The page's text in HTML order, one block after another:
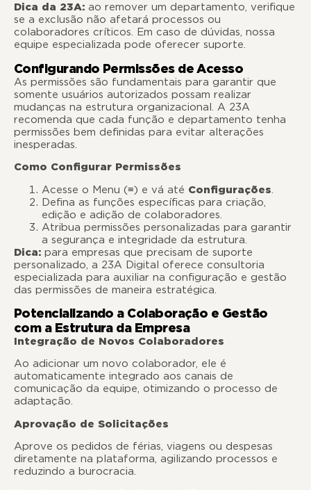
Dica da 23A: ao remover um departamento, verifique
se a exclusão não afetará processos ou
colaboradores críticos. Em caso de dúvidas, nossa
equipe especializada pode oferecer suporte.
Configurando Permissões de Acesso
As permissões são fundamentais para garantir que
somente usuários autorizados possam realizar
mudanças na estrutura organizacional. A 23A
recomenda que cada função e departamento tenha
permissões bem definidas para evitar alterações
inesperadas.
Como Configurar Permissões
Acesse o Menu (≡) e vá até Configurações
Defina as funções específicas para criação,
edição e adição de colaboradores.
Atribua permissões personalizadas para garantir
a segurança e integridade da estrutura.
Dica: para empresas que precisam de suporte
personalizado, a 23A Digital oferece consultoria
especializada para auxiliar na configuração e gestão
das permissões de maneira estratégica.
Potencializando a Colaboração e Gestão
com a Estrutura da Empresa
Integração de Novos Colaboradores
Ao adicionar um novo colaborador, ele é
automaticamente integrado aos canais de
comunicação da equipe, otimizando o processo de
adaptação.
Aprovação de Solicitações
Aprove os pedidos de férias, viagens ou despesas
diretamente na plataforma, agilizando processos e
reduzindo a burocracia.